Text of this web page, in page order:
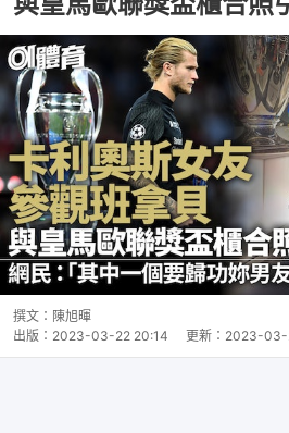
撰文： 陳旭暉
出版： 2023-03-22 20:14 更新： 2023-03-